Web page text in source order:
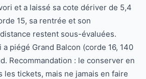
et a laissé sa cote dériver de 5,4
15, sa rentrée et son
restent sous-évaluées.
a piégé Grand Balcon (corde 16, 140
Recommandation : le conserver en
les tickets, mais ne jamais en faire